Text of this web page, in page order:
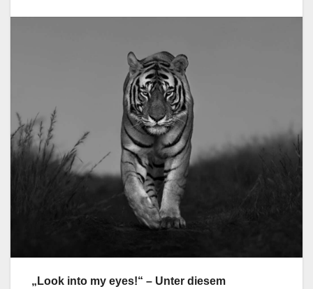
„Look into my eyes!“ – Unter diesem